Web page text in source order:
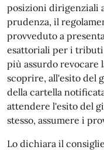
posizioni dirigenziali
prudenza, il
provveduto a
esattoriali per i tributi
più assurdo revocare
scoprire, all'esito del
della cartella
attendere l'esito del
stesso, assumere i
Lo dichiara il